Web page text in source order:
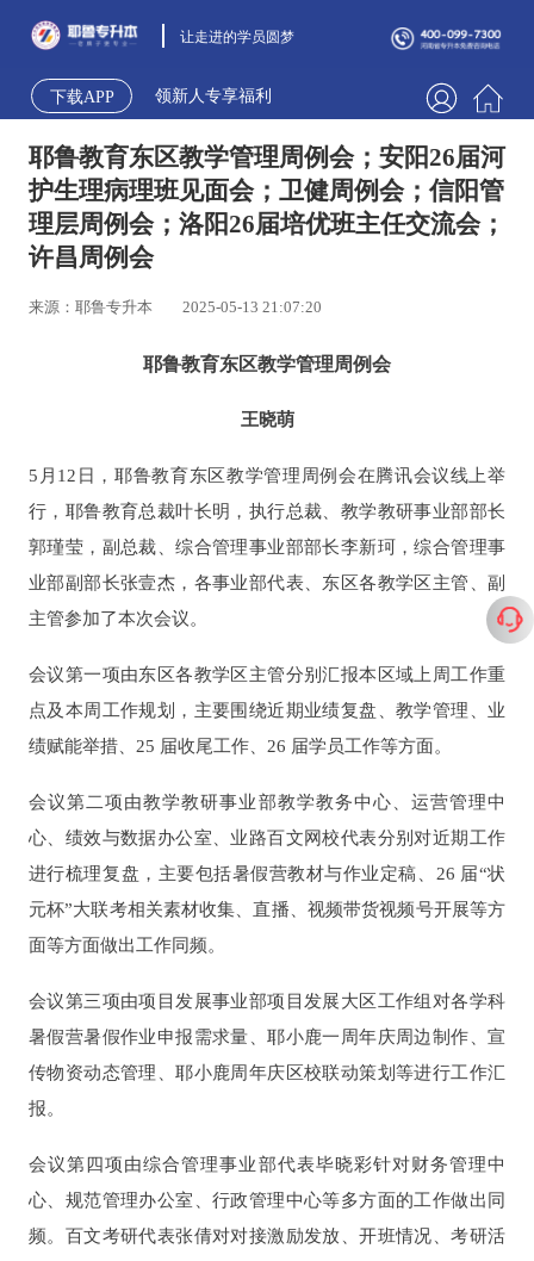
让走进的学员圆梦
下载APP 领新人专享福利
耶鲁教育东区教学管理周例会；安阳26届河
护生理病理班见面会；卫健周例会；信阳管
理层周例会；洛阳26届培优班主任交流会；
许昌周例会
来源：耶鲁专升本 2025-05-13 21:07:20
耶鲁教育东区教学管理周例会
王晓萌
5月12日，耶鲁教育东区教学管理周例会在腾讯会议线上举
行，耶鲁教育总裁叶长明，执行总裁、教学教研事业部部长
郭瑾莹，副总裁、综合管理事业部部长李新珂，综合管理事
业部副部长张壹杰，各事业部代表、东区各教学区主管、副
主管参加了本次会议。
会议第一项由东区各教学区主管分别汇报本区域上周工作重
点及本周工作规划，主要围绕近期业绩复盘、教学管理、业
绩赋能举措、25 届收尾工作、26 届学员工作等方面。
会议第二项由教学教研事业部教学教务中心、运营管理中
心、绩效与数据办公室、业路百文网校代表分别对近期工作
进行梳理复盘，主要包括暑假营教材与作业定稿、26 届“状
元杯”大联考相关素材收集、直播、视频带货视频号开展等方
面等方面做出工作同频。
会议第三项由项目发展事业部项目发展大区工作组对各学科
暑假营暑假作业申报需求量、耶小鹿一周年庆周边制作、宣
传物资动态管理、耶小鹿周年庆区校联动策划等进行工作汇
报。
会议第四项由综合管理事业部代表毕晓彩针对财务管理中
心、规范管理办公室、行政管理中心等多方面的工作做出同
频。百文考研代表张倩对对接激励发放、开班情况、考研活